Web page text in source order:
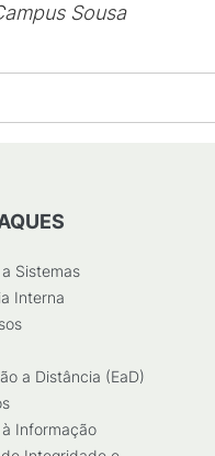
Sousa
Sistemas
Interna
a Distância (EaD)
Informação